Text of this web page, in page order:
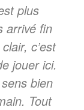
plus
arrivé fin
c’est
jouer ici.
bien
Tout